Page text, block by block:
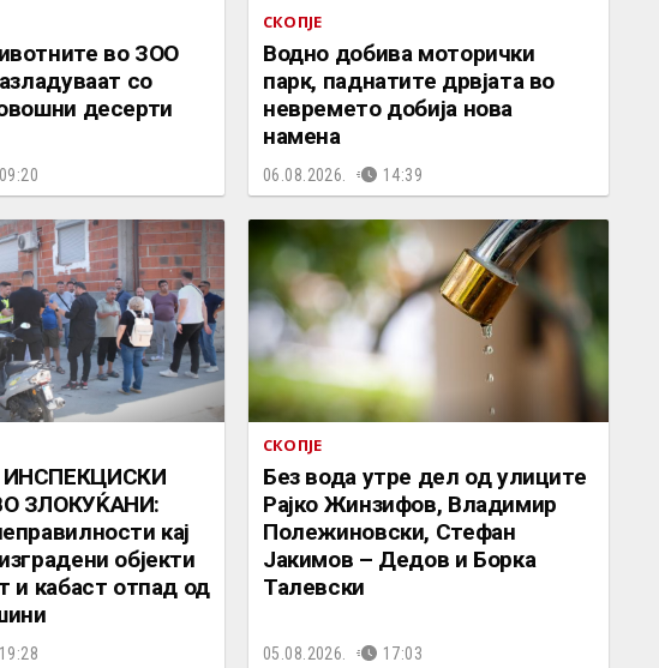
во ЗОО
со
десерти
09:20
СКОПЈЕ
Водно добива моторички
парк, паднатите дрвјата во
невремето добија нова
намена
06.08.2026. 14:39
ЗЛОКУЌАНИ:
кај
објекти
и кабаст отпад од
19:28
СКОПЈЕ
Без вода утре дел од улиците
Рајко Жинзифов, Владимир
Полежиновски, Стефан
Јакимов – Дедов и Борка
Талевски
05.08.2026. 17:03